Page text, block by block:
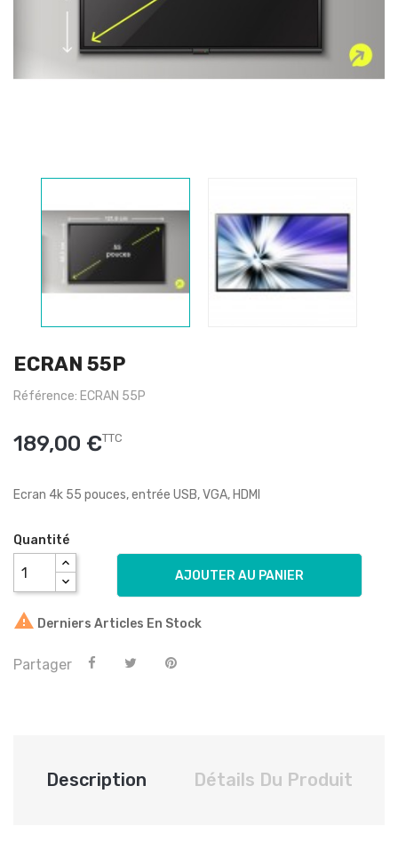
ECRAN 55P
Référence: ECRAN 55P
189,00 €TTC
Ecran 4k 55 pouces, entrée USB, VGA, HDMI
Quantité
AJOUTER AU PANIER
 Derniers Articles En Stock
Partager
Description Détails Du Produit